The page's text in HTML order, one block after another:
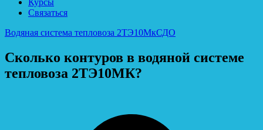
Связаться
Водяная система тепловоза 2ТЭ10МкСДО
Сколько контуров в водяной системе
тепловоза 2ТЭ10МК?